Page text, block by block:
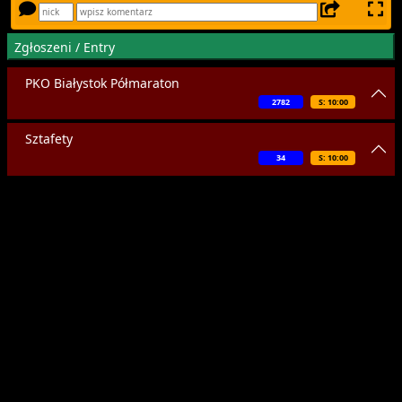
Zgłoszeni / Entry
PKO Białystok Półmaraton
S: 10:00
2782
Sztafety
S: 10:00
34